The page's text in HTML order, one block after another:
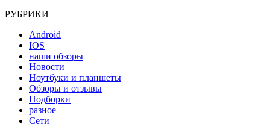
РУБРИКИ
Android
IOS
наши обзоры
Новости
Ноутбуки и планшеты
Обзоры и отзывы
Подборки
разное
Сети